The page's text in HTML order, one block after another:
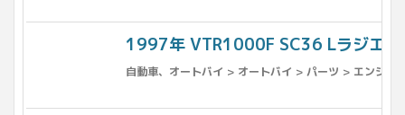
1997年 VTR1000F SC36 Lラジエ
自動車、オートバイ > オートバイ > パーツ > エンジン